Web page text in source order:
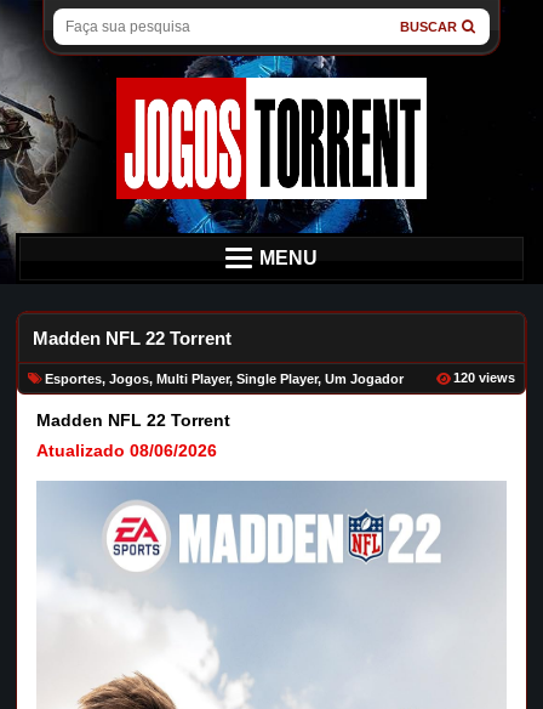
BUSCAR
MENU
Madden NFL 22 Torrent
Esportes,Jogos,Multi Player,Single Player,Um Jogador 120 views
Madden NFL 22 Torrent
Atualizado 08/06/2026